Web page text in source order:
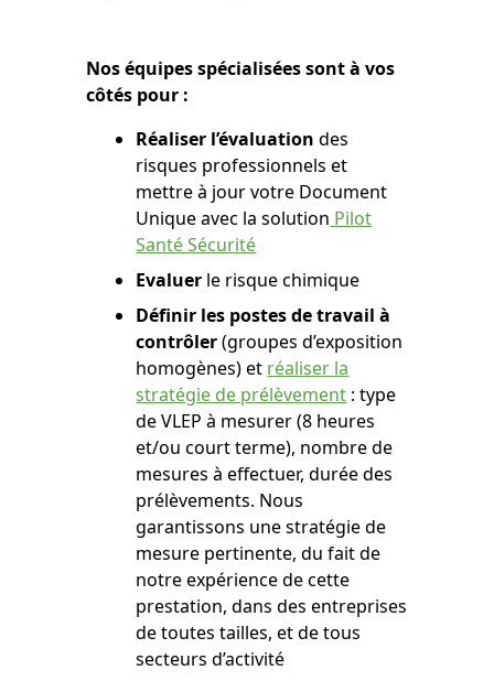
Nos équipes spécialisées sont à vos
côtés pour :
Réaliser l’évaluation des
risques professionnels et
mettre à jour votre Document
Unique avec la solution Pilot
Santé Sécurité
Evaluer le risque chimique
Définir les postes de travail à
contrôler(groupes d’exposition
homogènes) et réaliser la
stratégie de prélèvement : type
de VLEP à mesurer (8 heures
et/ou court terme), nombre de
mesures à effectuer, durée des
prélèvements. Nous
garantissons une stratégie de
mesure pertinente, du fait de
notre expérience de cette
prestation, dans des entreprises
de toutes tailles, et de tous
secteurs d’activité